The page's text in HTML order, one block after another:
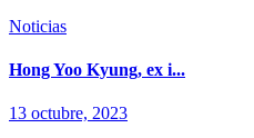
Noticias
Hong Yoo Kyung, ex i...
13 octubre, 2023